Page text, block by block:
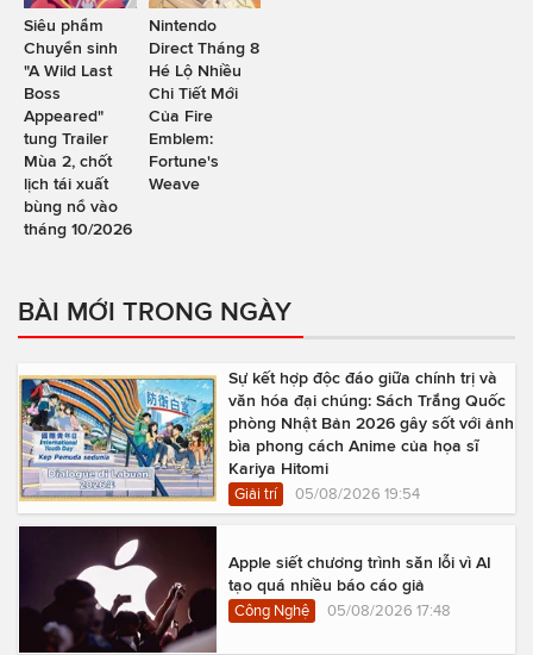
Siêu phẩm
Chuyển sinh
"A Wild Last
Boss
Appeared"
tung Trailer
Mùa 2, chốt
lịch tái xuất
bùng nổ vào
tháng 10/2026
Nintendo
Direct Tháng 8
Hé Lộ Nhiều
Chi Tiết Mới
Của Fire
Emblem:
Fortune's
Weave
BÀI MỚI TRONG NGÀY
Sự kết hợp độc đáo giữa chính trị và
văn hóa đại chúng: Sách Trắng Quốc
phòng Nhật Bản 2026 gây sốt với ảnh
bìa phong cách Anime của họa sĩ
Kariya Hitomi
Giải trí 05/08/2026 19:54
Apple siết chương trình săn lỗi vì AI
tạo quá nhiều báo cáo giả
Công Nghệ 05/08/2026 17:48